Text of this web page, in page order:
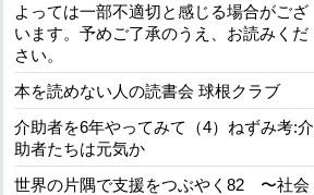
よっては一部不適切と感じる場合がござ
います。予めご了承のうえ、お読みくだ
さい。
本を読めない人の読書会 球根クラブ
介助者を6年やってみて（4）ねずみ考:介
助者たちは元気か
世界の片隅で支援をつぶやく82 〜社会